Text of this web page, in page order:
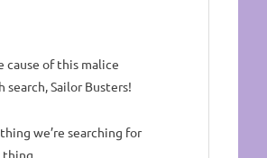
cause of this malice
search, Sailor Busters!
we’re searching for
thing